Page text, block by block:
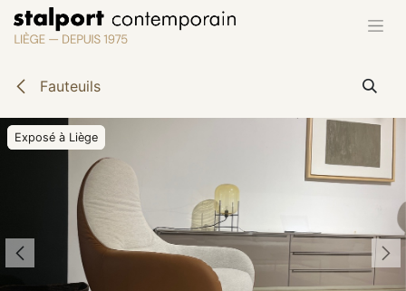
Se rendre au contenu
Fauteuils
Exposé à Liège
Exposé à Liège